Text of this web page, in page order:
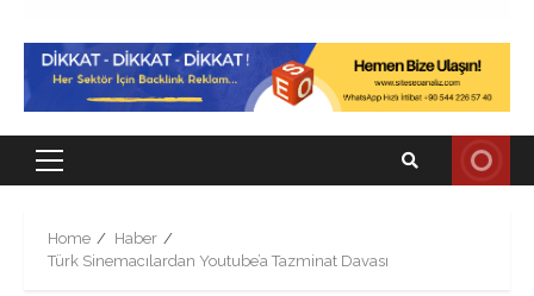
Primary
Home
Haber
Türk Sinemacılardan Youtube’a Tazminat Davası